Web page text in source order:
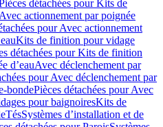
détachées pour Kits de
Avec actionnement par poignée
pour Avec actionnement
Kits de finition pour vidage
détachées pour Kits de finition
d’eauAvec déclenchement par
pour Avec déclenchement par
bondePièces détachées pour Avec
pour baignoiresKits de
TésSystèmes d’installation et de